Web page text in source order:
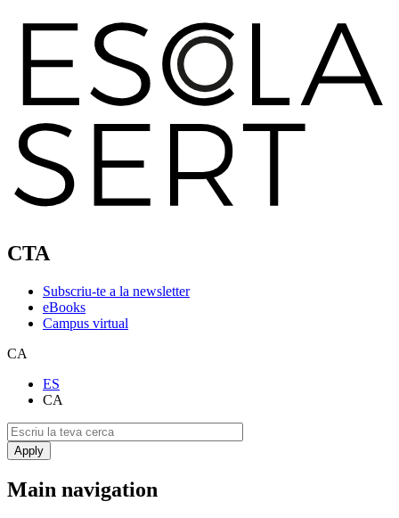
CTA
Subscriu-te a la newsletter
eBooks
Campus virtual
CA
ES
CA
Main navigation